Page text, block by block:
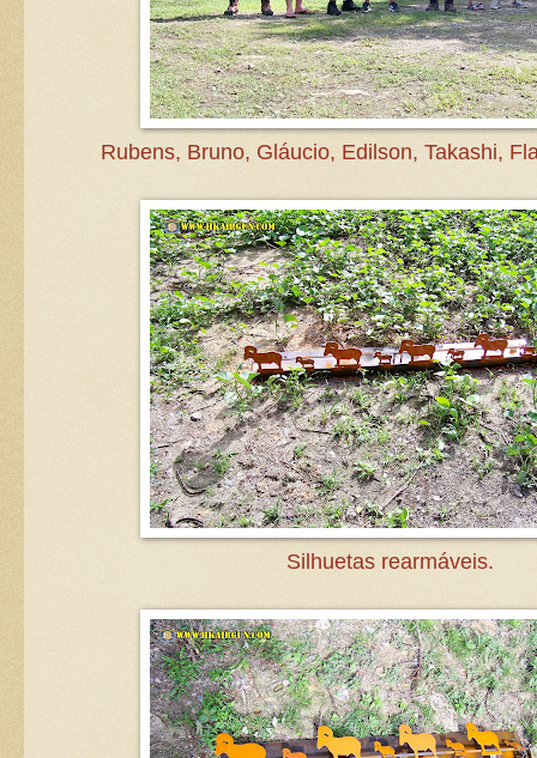
Rubens, Bruno, Gláucio, Edilson, Takashi,
Silhuetas rearmáveis.